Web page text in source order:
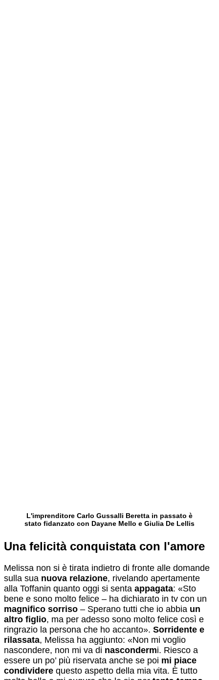
L'imprenditore Carlo Gussalli Beretta in passato è
stato fidanzato con Dayane Mello e Giulia De Lellis
Una felicità conquistata con l'amore
Melissa non si è tirata indietro di fronte alle domande
sulla sua nuova relazione, rivelando apertamente
alla Toffanin quanto oggi si senta appagata: «Sto
bene e sono molto felice – ha dichiarato in tv con un
magnifico sorriso – Sperano tutti che io abbia un
altro figlio, ma per adesso sono molto felice così e
ringrazio la persona che ho accanto». Sorridente e
rilassata, Melissa ha aggiunto: «Non mi voglio
nascondere, non mi va di nascondermi. Riesco a
essere un po’ più riservata anche se poi mi piace
condividere questo aspetto della mia vita. È tutto